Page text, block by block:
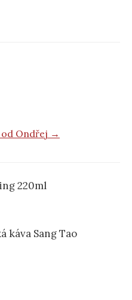
od Ondřej →
220ml
káva Sang Tao